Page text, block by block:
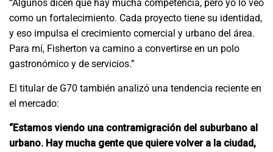
“Algunos dicen que hay mucha competencia, pero yo lo veo
como un fortalecimiento. Cada proyecto tiene su identidad,
y eso impulsa el crecimiento comercial y urbano del área.
Para mí, Fisherton va camino a convertirse en un polo
gastronómico y de servicios.”
El titular de G70 también analizó una tendencia reciente en
el mercado:
“Estamos viendo una contramigración del suburbano al
urbano. Hay mucha gente que quiere volver a la ciudad,